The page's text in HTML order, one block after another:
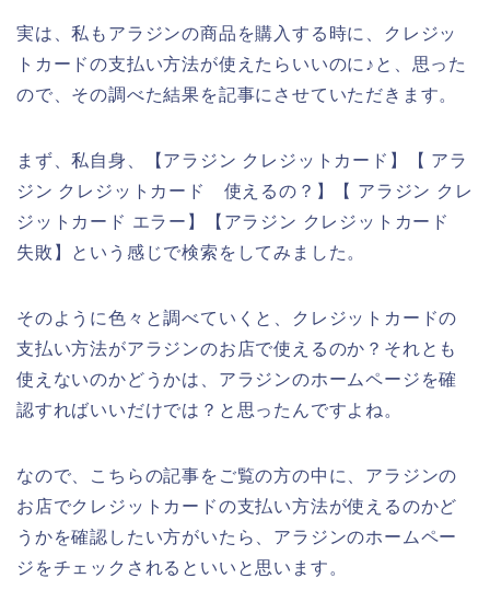
実は、私もアラジンの商品を購入する時に、クレジッ
トカードの支払い方法が使えたらいいのに♪と、思った
ので、その調べた結果を記事にさせていただきます。
まず、私自身、【アラジン クレジットカード】【 アラ
ジン クレジットカード 使えるの？】【 アラジン クレ
ジットカード エラー】【アラジン クレジットカード
失敗】という感じで検索をしてみました。
そのように色々と調べていくと、クレジットカードの
支払い方法がアラジンのお店で使えるのか？それとも
使えないのかどうかは、アラジンのホームページを確
認すればいいだけでは？と思ったんですよね。
なので、こちらの記事をご覧の方の中に、アラジンの
お店でクレジットカードの支払い方法が使えるのかど
うかを確認したい方がいたら、アラジンのホームペー
ジをチェックされるといいと思います。